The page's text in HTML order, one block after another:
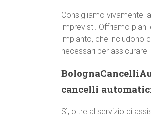
Consigliamo vivamente
imprevisti. Offriamo
impianto, che includono
necessari per
cancelli
Sì, oltre al servizio di